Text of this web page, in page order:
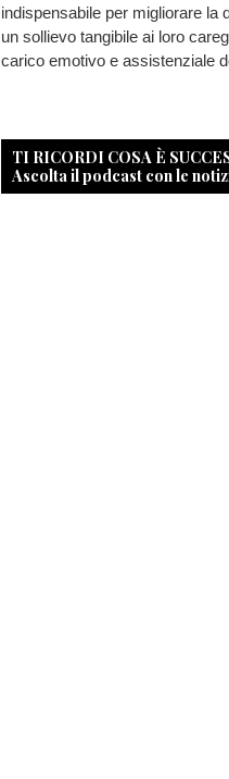
indispensabile per migliorare la
un sollievo tangibile ai loro
carico emotivo e assistenziale
TI RICORDI COSA È
Ascolta il podcast con le